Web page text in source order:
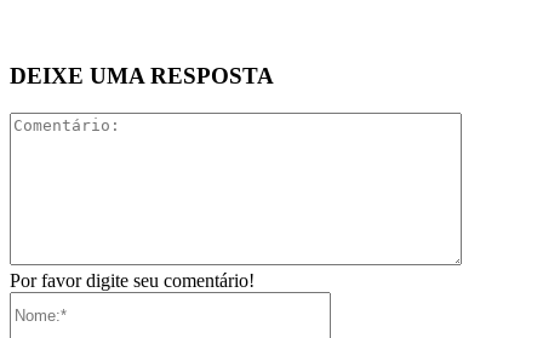
DEIXE UMA RESPOSTA
Por favor digite seu comentário!